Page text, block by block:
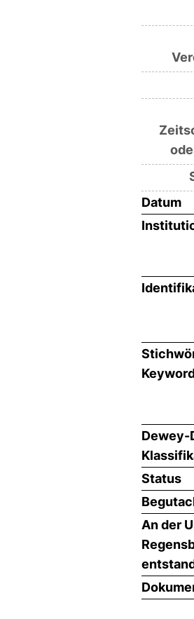
Datum
Dewey-
Status
An der